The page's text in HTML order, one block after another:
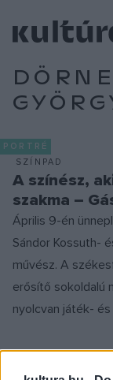
PORTRÉ
SZÍNPAD
A színész,
szakma –
Április 9-én
Sándor Kossuth-
művész. A
erősítő sokoldalú
nyolcvan játék-